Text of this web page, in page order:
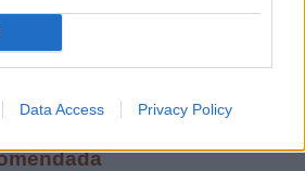
Data Access Privacy Policy
la
no se